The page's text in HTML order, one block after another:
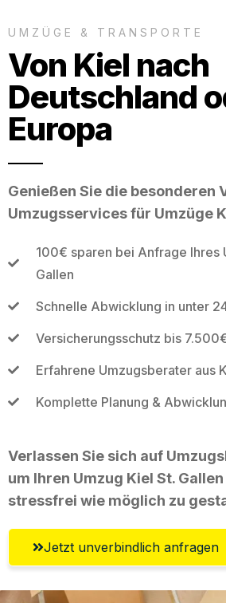
UMZÜGE & TRANSPORTE
Von Kiel nach
Deutschland
Europa
Genießen Sie die besonderen
Umzugsservices für Umzüge
100€ sparen bei Anfrage Ihres
Gallen
Schnelle Abwicklung in unter
Versicherungsschutz bis
Erfahrene Umzugsberater aus
Komplette Planung &
Verlassen Sie sich auf
um Ihren Umzug Kiel St.
stressfrei wie möglich zu
Jetzt unverbindlich anfragen